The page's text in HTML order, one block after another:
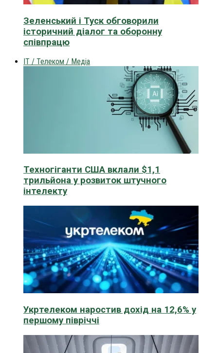
Зеленський і Туск обговорили
історичний діалог та оборонну
співпрацю
IT / Телеком / Медіа
Техногіганти США вклали $1,1
трильйона у розвиток штучного
інтелекту
Укртелеком наростив дохід на 12,6% у
першому півріччі